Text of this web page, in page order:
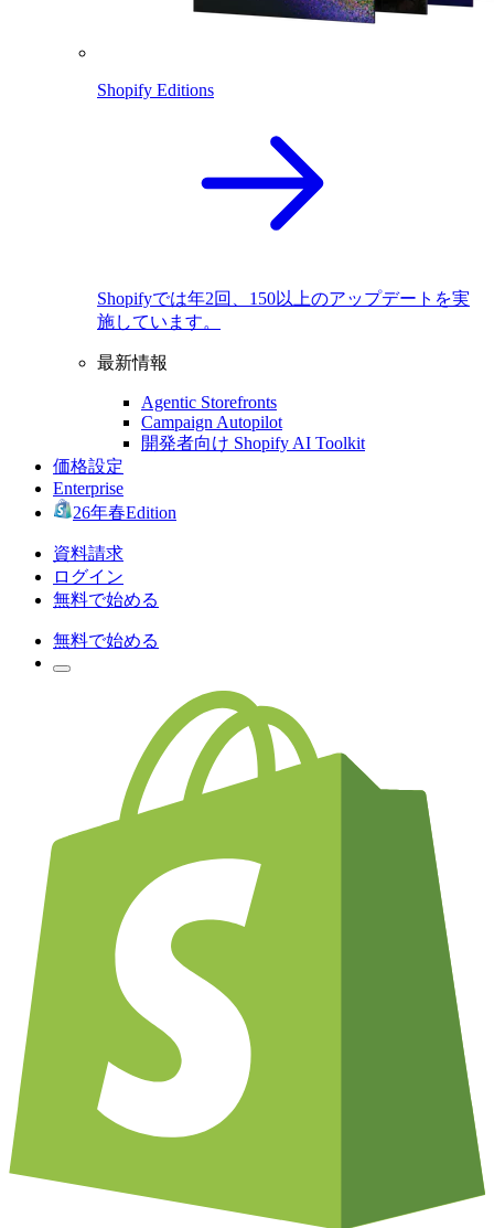
Shopify Editions
Shopifyでは年2回、150以上のアップデートを実
施しています。
最新情報
Agentic Storefronts
Campaign Autopilot
開発者向け Shopify AI Toolkit
価格設定
Enterprise
26年春Edition
資料請求
ログイン
無料で始める
無料で始める